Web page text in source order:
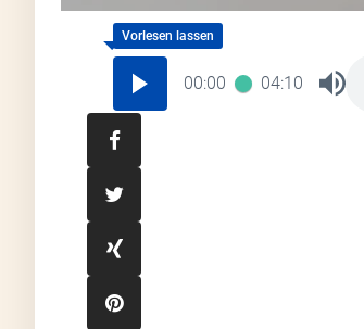
00:00 04:10